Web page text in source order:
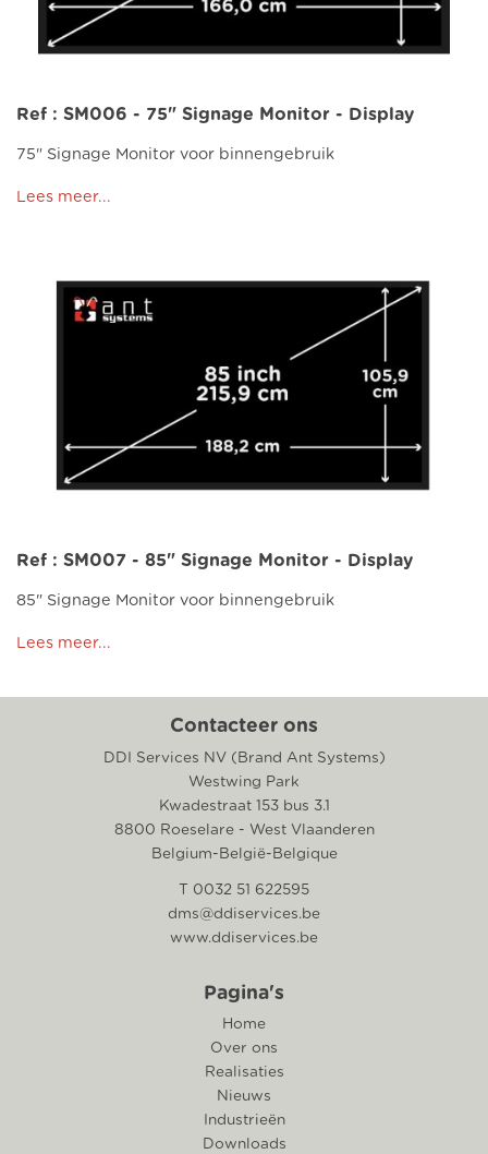
Ref : SM006 - 75" Signage Monitor - Display
75" Signage Monitor voor binnengebruik
Lees meer...
Ref : SM007 - 85" Signage Monitor - Display
85" Signage Monitor voor binnengebruik
Lees meer...
Contacteer ons
DDI Services NV (Brand Ant Systems)
Westwing Park
Kwadestraat 153 bus 3.1
8800 Roeselare - West Vlaanderen
Belgium-België-Belgique
T 0032 51 622595
dms@ddiservices.be
www.ddiservices.be
Pagina's
Home
Over ons
Realisaties
Nieuws
Industrieën
Downloads